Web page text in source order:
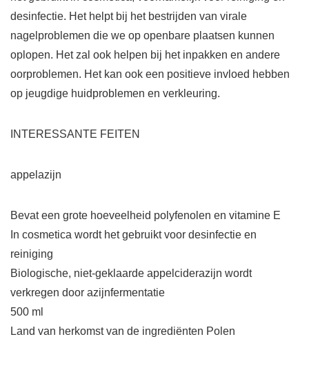
desinfectie. Het helpt bij het bestrijden van virale
nagelproblemen die we op openbare plaatsen kunnen
oplopen. Het zal ook helpen bij het inpakken en andere
oorproblemen. Het kan ook een positieve invloed hebben
op jeugdige huidproblemen en verkleuring.
INTERESSANTE FEITEN
appelazijn
Bevat een grote hoeveelheid polyfenolen en vitamine E
In cosmetica wordt het gebruikt voor desinfectie en
reiniging
Biologische, niet-geklaarde appelciderazijn wordt
verkregen door azijnfermentatie
500 ml
Land van herkomst van de ingrediënten Polen